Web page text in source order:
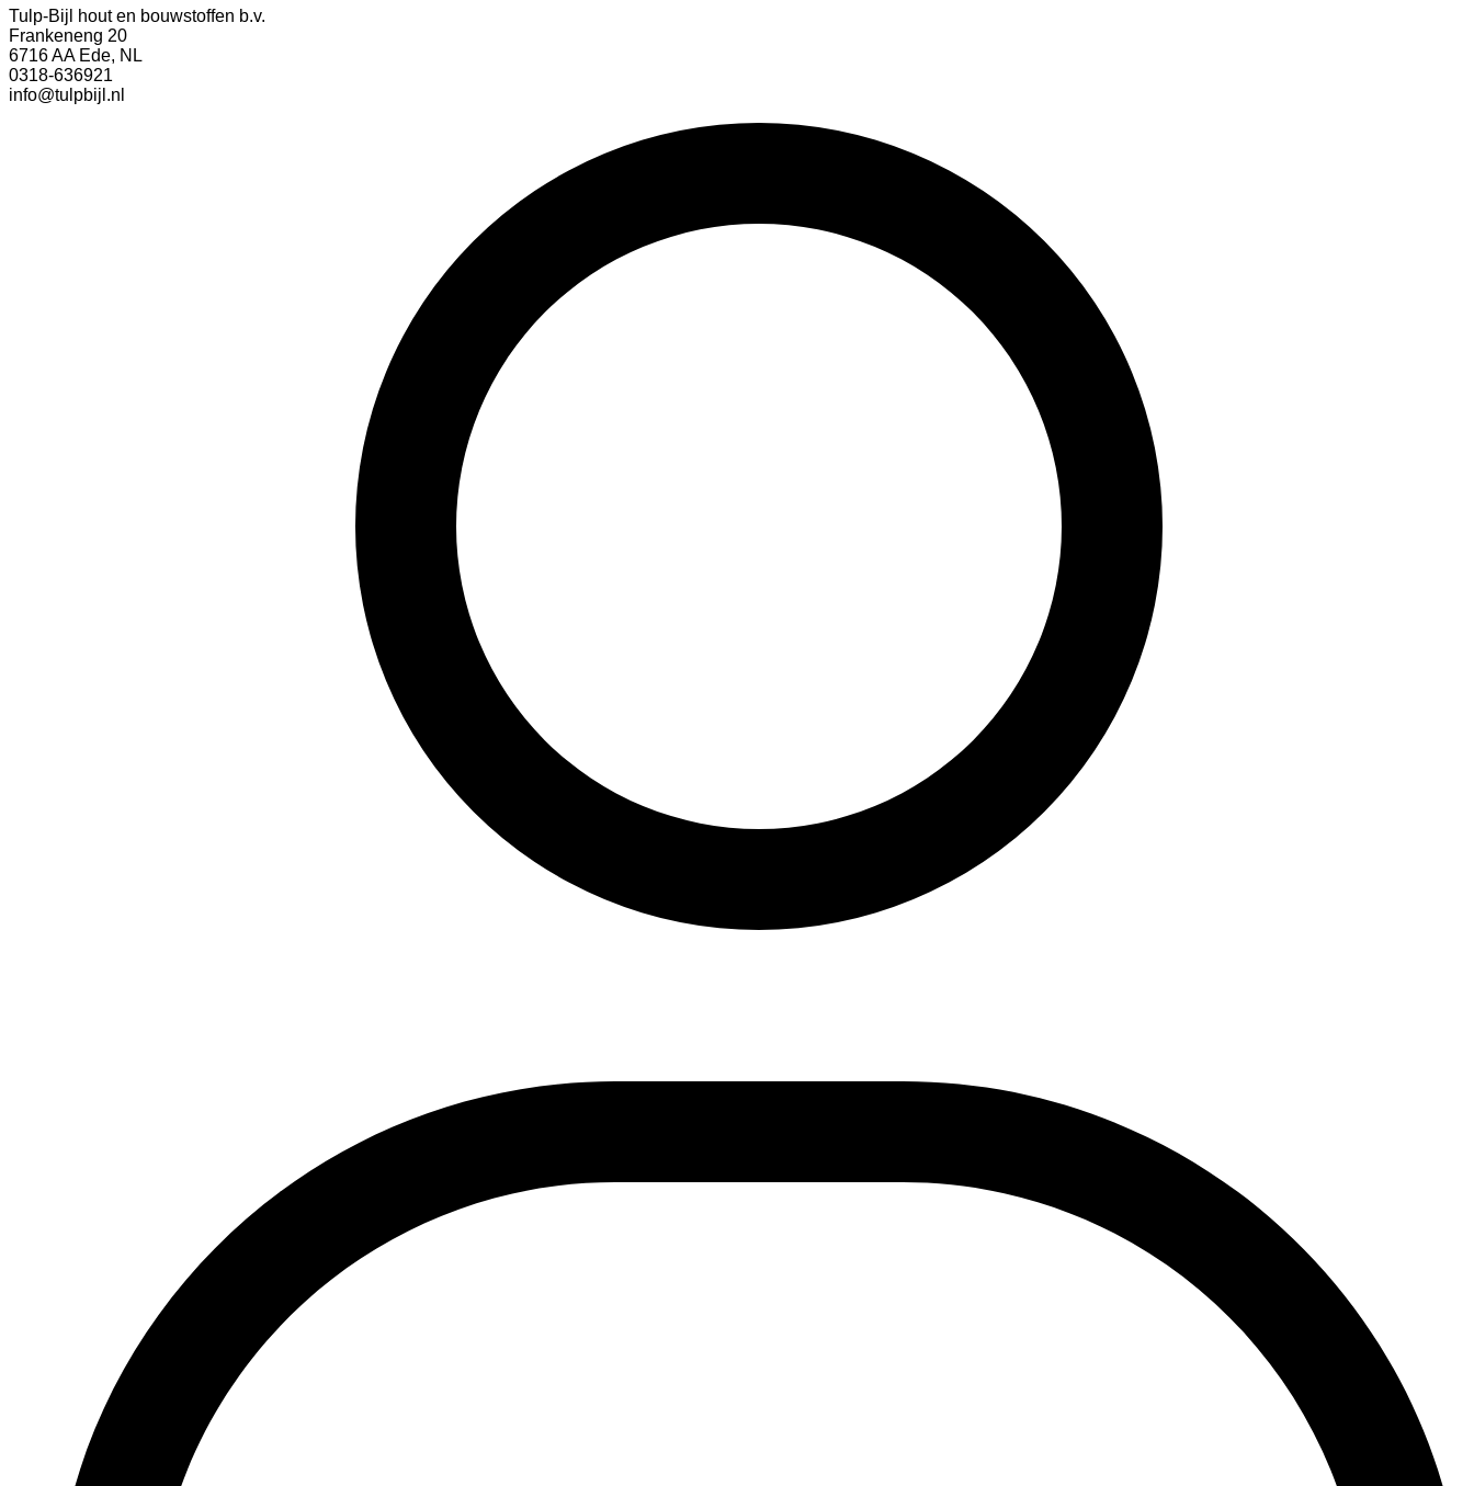
Tulp-Bijl hout en bouwstoffen b.v.
Frankeneng 20
6716 AA Ede, NL
0318-636921
info@tulpbijl.nl